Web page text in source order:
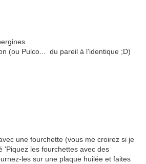
(ou Pulco... du pareil à l'identique ;D)
une fourchette (vous me croirez si je
'Piquez les fourchettes avec des
les sur une plaque huilée et faites